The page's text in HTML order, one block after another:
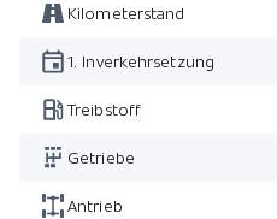
Kilometerstand
1. Inverkehrsetzung
Treibstoff
Getriebe
Antrieb